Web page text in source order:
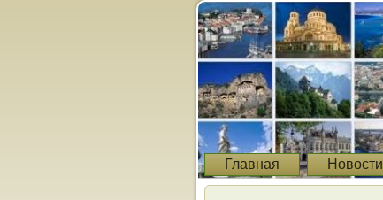
Главная Новости